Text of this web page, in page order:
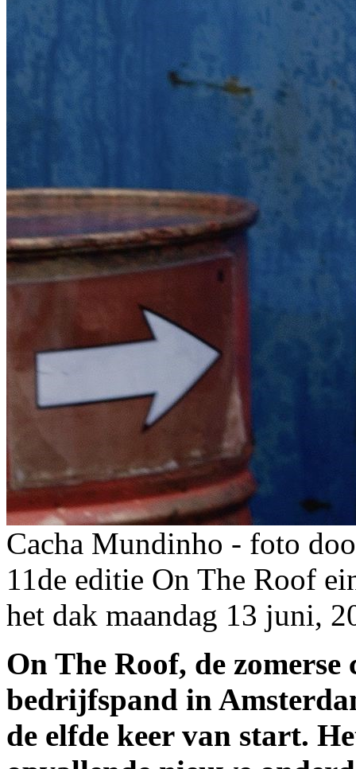
Cacha Mundinho - foto
11de editie On The Roof
het dak maandag 13 juni,
On The Roof, de
bedrijfspand in
de elfde keer van start.